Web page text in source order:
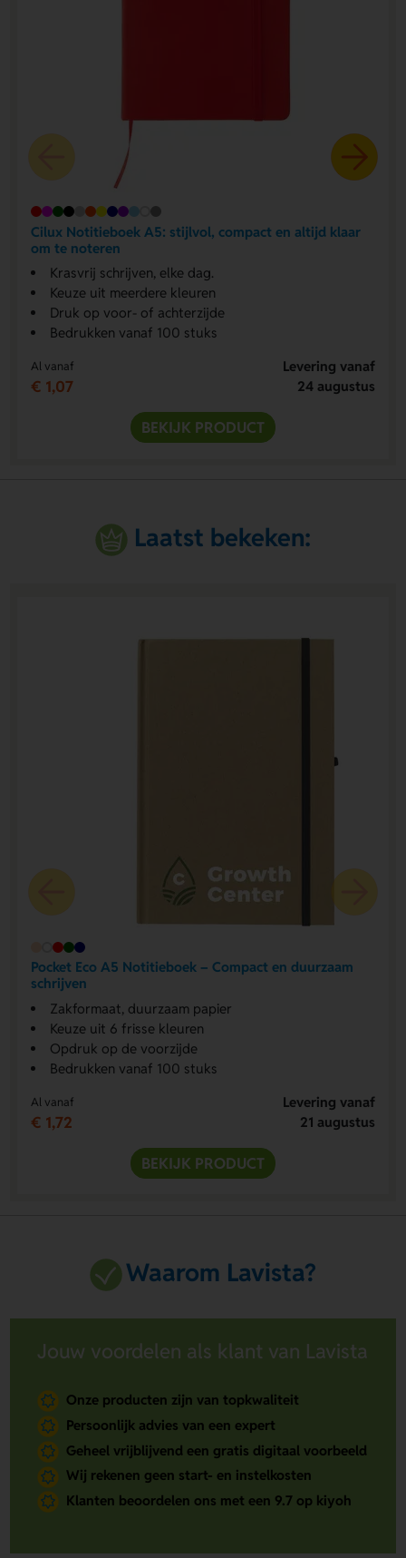
Cilux Notitieboek A5: stijlvol, compact en altijd klaar
om te noteren
Krasvrij schrijven, elke dag.
Keuze uit meerdere kleuren
Druk op voor- of achterzijde
Bedrukken vanaf 100 stuks
Al vanaf
€ 1,07
Levering vanaf
24 augustus
BEKIJK PRODUCT
Laatst bekeken:
Pocket Eco A5 Notitieboek – Compact en duurzaam
schrijven
Zakformaat, duurzaam papier
Keuze uit 6 frisse kleuren
Opdruk op de voorzijde
Bedrukken vanaf 100 stuks
Al vanaf
€ 1,72
Levering vanaf
21 augustus
BEKIJK PRODUCT
Waarom Lavista?
Jouw voordelen als klant van Lavista
Onze producten zijn van topkwaliteit
Persoonlijk advies van een expert
Geheel vrijblijvend een gratis digitaal voorbeeld
Wij rekenen geen start- en instelkosten
Klanten beoordelen ons met een 9.7 op kiyoh